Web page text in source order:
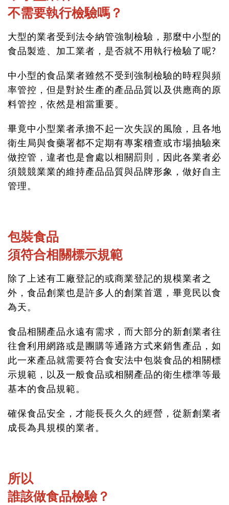
不需要執行檢驗嗎？
大型的業者受到法令納管強制檢驗，那麼中小型的
食品製造、加工業者，是否就不用執行檢驗了呢?
中小型的食品業者雖然不受到強制檢驗的時程與頻
率管控，但是對於生產的產品品質以及供應商的原
料管控，依然是相當重要。
畢竟中小型業者承擔不起一次失誤的風險，且各地
衛生局與食藥署都不定期有專案稽查或市場抽驗來
做控管，違者也是會處以相關罰則，因此各業者必
須競競業業的維持產品品質與品牌形象，做好自主
管理。
包裝食品
須符合相關標示規範
除了上述有工廠登記的或商業登記的規模業者之
外，食品創業也是許多人的創業首選，畢竟民以食
為天。
食品相關產品永遠有需求，而大部分的新創業者往
往會利用網路或是團購等通路方式來銷售產品，如
此一來產品就需要符合食安法中包裝食品的相關標
示規範，以及一般食品或相關產品的衛生標準等最
基本的食品規範。
確保食品安全，才能長長久久的經營，從新創業者
成長為具規模的業者。
所以
誰該做食品檢驗？